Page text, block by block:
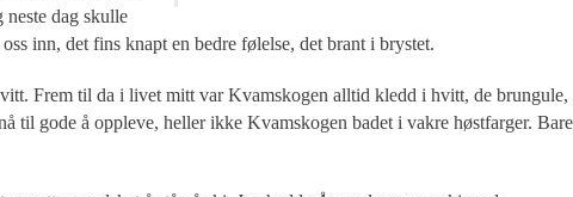
dag skulle
inn, det fins knapt en bedre følelse, det brant i brystet.
Frem til da i livet mitt var Kvamskogen alltid kledd i hvitt, de brungule,
til gode å oppleve, heller ikke Kvamskogen badet i vakre høstfarger. Bare